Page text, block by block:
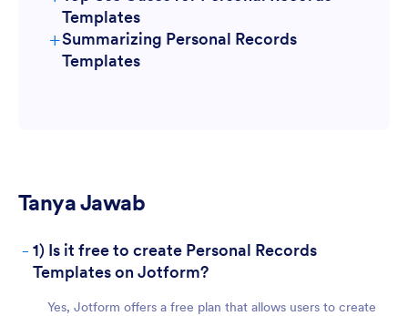
Templates
For Managers
For Teams
+Summarizing Personal Records
Templates
Tanya Jawab
- 1) Is it free to create Personal Records
Templates on Jotform?
Yes, Jotform offers a free plan that allows users to create